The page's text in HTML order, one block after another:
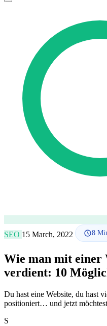
SEO-Beratung
Beratung
SEO-Mentoring
So funktioniert es
Sprache
🇪🇸 ES
🇬🇧 EN
SEO 15 March, 2022 8
Wie man mit einer
verdient: 10
Du hast eine Website, du hast
positioniert… und jetzt
S